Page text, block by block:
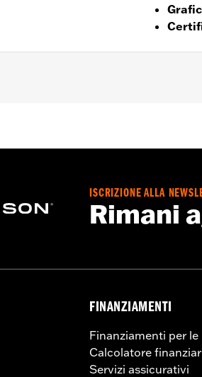
anteriore con cerniera a doppio
ISCRIZIONE ALLA
Rimani
FINANZIAMENTI
Finanziamenti per
Calcolatore
Servizi assicurativi